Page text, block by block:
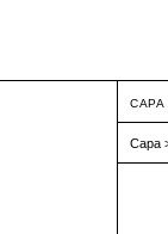
CAPA
Capa